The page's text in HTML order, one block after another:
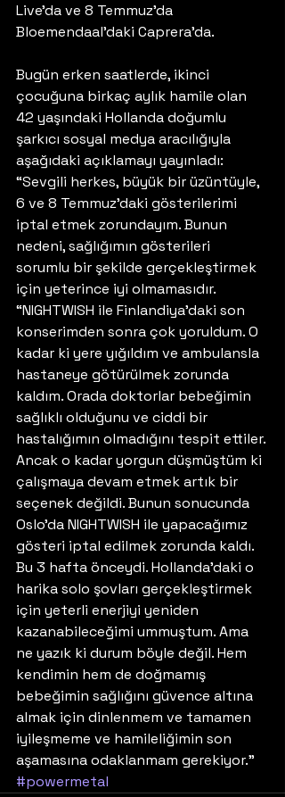
Live’da ve 8 Temmuz’da
Bloemendaal’daki Caprera’da.
Bugün erken saatlerde, ikinci
çocuğuna birkaç aylık hamile olan
42 yaşındaki Hollanda doğumlu
şarkıcı sosyal medya aracılığıyla
aşağıdaki açıklamayı yayınladı:
“Sevgili herkes, büyük bir üzüntüyle,
6 ve 8 Temmuz’daki gösterilerimi
iptal etmek zorundayım. Bunun
nedeni, sağlığımın gösterileri
sorumlu bir şekilde gerçekleştirmek
için yeterince iyi olmamasıdır.
“NIGHTWISH ile Finlandiya’daki son
konserimden sonra çok yoruldum. O
kadar ki yere yığıldım ve ambulansla
hastaneye götürülmek zorunda
kaldım. Orada doktorlar bebeğimin
sağlıklı olduğunu ve ciddi bir
hastalığımın olmadığını tespit ettiler.
Ancak o kadar yorgun düşmüştüm ki
çalışmaya devam etmek artık bir
seçenek değildi. Bunun sonucunda
Oslo’da NIGHTWISH ile yapacağımız
gösteri iptal edilmek zorunda kaldı.
Bu 3 hafta önceydi. Hollanda’daki o
harika solo şovları gerçekleştirmek
için yeterli enerjiyi yeniden
kazanabileceğimi ummuştum. Ama
ne yazık ki durum böyle değil. Hem
kendimin hem de doğmamış
bebeğimin sağlığını güvence altına
almak için dinlenmem ve tamamen
iyileşmeme ve hamileliğimin son
aşamasına odaklanmam gerekiyor.”
#powermetal